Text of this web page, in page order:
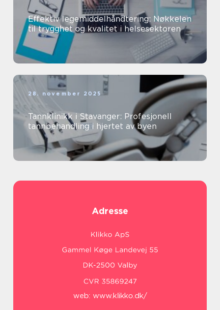
Effektiv legemiddelhåndtering: Nøkkelen
til trygghet og kvalitet i helsesektoren
28. november 2025
Tannklinikk i Stavanger: Profesjonell
tannbehandling i hjertet av byen
Adresse
web: www.klikko.dk/